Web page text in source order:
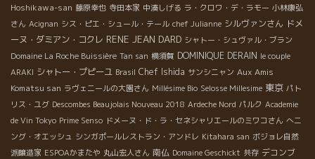
Hoshikawa-san 藤原幸也 寺田本家 中湊しげる ラ・クロワ・デ・ラモー 小林康弘
さん Acignan シス・ピエ・シュール・テール chef Julianne シルヴァンさん ドメ
ーヌ・ダミアン・コクレ RENE JEAN DARD シャトー・シュヴァル・ブラン
Domaine La Roche Buissière Tan san 横須賀 DOMINIQUE DERAIN le couple
ARAKI シャトー・プピーユ Brasil Chef Ishida サンシニャン Aux Amis
Komatsu san ラヴェニールの大園さん Millésime Bio Selosse Millesime 東京 パト
リス・ユグ Descombes Beaujolais Nouveau 2018 Ardeche Nord パルク Academie
de Vin Tokyo Prime Senso ドメーヌ・ド・ラ・セネシャリエールのミワコさん へニ
ング・オエッシュ シンガポールレストラン・アンドレ Kitahara san ボジョレ自然
派醸造家 ESPOAかまたや 丸山宏人さん 南仏 Domaine Geschickt 共存 デコンブ